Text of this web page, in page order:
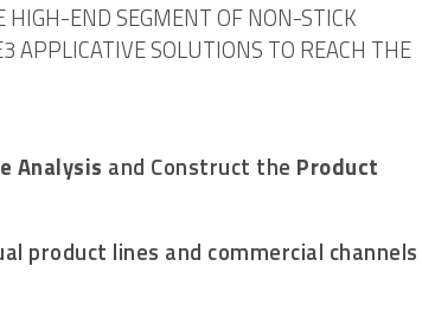
END SEGMENT OF NON-STICK
APPLICATIVE SOLUTIONS TO REACH THE
Analysis and Construct the Product
product lines and commercial channels